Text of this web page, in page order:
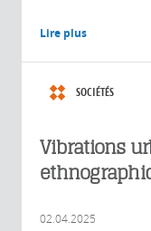
Lire plus
SOCIÉTÉS
Vibrations
02.04.2025